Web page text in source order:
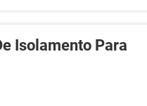
Isolamento Para